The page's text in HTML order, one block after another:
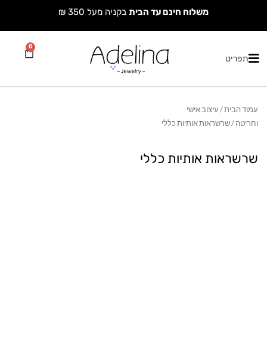
משלוח חינם עד הבית בקניה מעל 350 ₪
תפריט
0
עגלת
עמוד הבית/ עיצוב אישי
וחריטה / שרשראות אותיות כללי
שרשראות אותיות כללי